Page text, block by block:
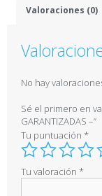
Valoraciones (0)
No hay
Sé el primero en
GARANTIZADAS –”
Tu puntuación *
Tu valoración *